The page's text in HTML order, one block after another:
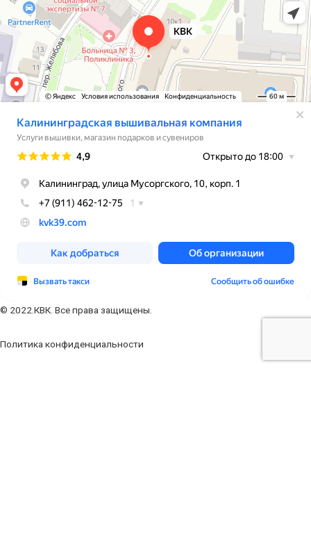
© 2022.КВК. Все права защищены.
Политика конфиденциальности